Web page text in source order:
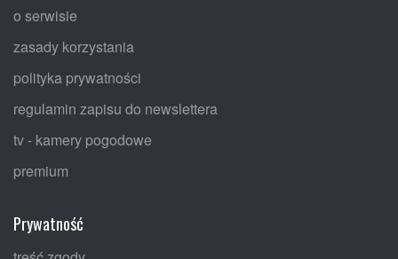
o serwisie
zasady korzystania
polityka prywatności
regulamin zapisu do newslettera
tv - kamery pogodowe
premium
Prywatność